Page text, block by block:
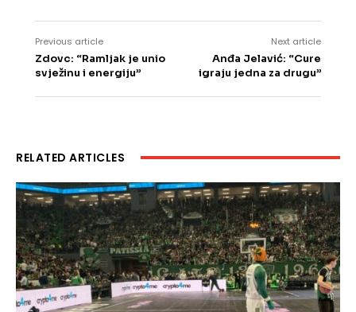
Previous article
Zdovc: “Ramljak je unio
svježinu i energiju”
Next article
Anđa Jelavić: “Cure
igraju jedna za drugu”
RELATED ARTICLES